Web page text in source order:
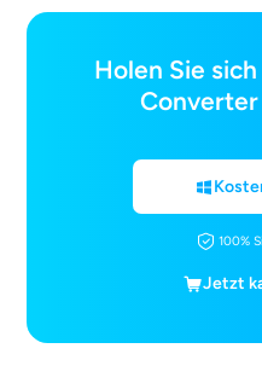
Holen Sie
100%
Jetzt